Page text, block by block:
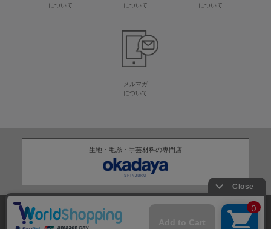
について
について
について
メルマガ
について
生地・毛糸・手芸材料の専門店
株式会社オカダヤ